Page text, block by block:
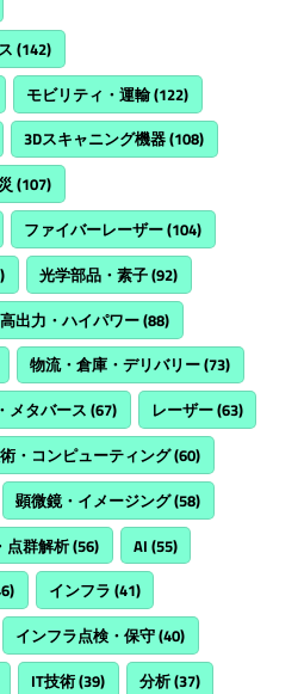
(142)
モビリティ・運輸(122)
3Dスキャニング機器(108)
(107)
ファイバーレーザー(104)
光学部品・素子(92)
高出力・ハイパワー(88)
物流・倉庫・デリバリー(73)
メタバース (67) レーザー(63)
・コンピューティング(60)
顕微鏡・イメージング(58)
点群解析(56) AI (55)
インフラ (41)
インフラ点検・保守(40)
IT技術(39) 分析(37)